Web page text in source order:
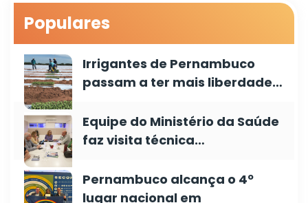
Populares
Irrigantes de Pernambuco
passam a ter mais liberdade…
Equipe do Ministério da Saúde
faz visita técnica…
Pernambuco alcança o 4º
lugar nacional em